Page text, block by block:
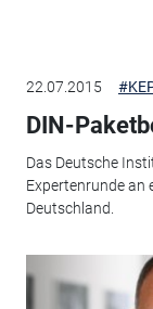
22.07.2015
DIN-
Das Deutsche
Expertenrunde an
Deutschland.